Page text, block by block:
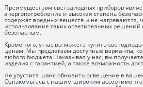
Преимуществом светодиодных приборов
энергопотребление и высокая степень
содержат вредных веществ и не нагреваются,
использование таких осветительных
безопасным.
Кроме того, у нас вы можете купить
ценам. Мы предлагаем доступные варианты,
любого бюджета. Заказывая у нас, вы
изделия с гарантией, а также возможность
Не упустите шанс обновить освещение в
Ознакомьтесь с нашим широким